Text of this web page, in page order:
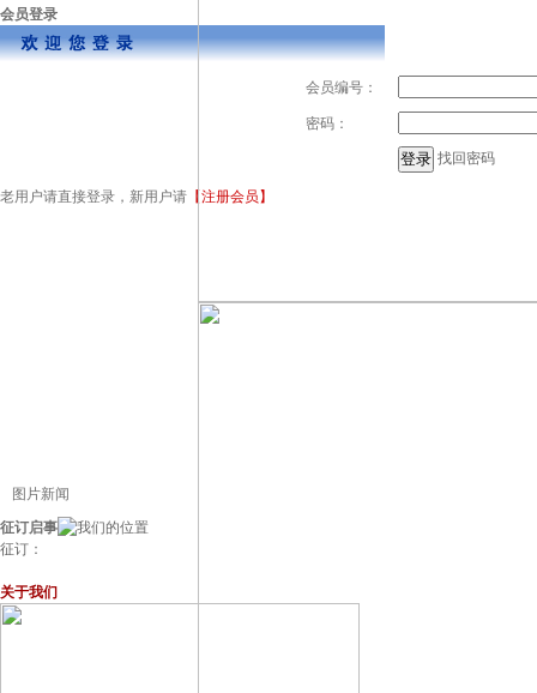
会员登录
会员编号：
密码：
找回密码
老用户请直接登录，新用户请 【注册会员】
图片新闻
征订启事
征订：
关于我们